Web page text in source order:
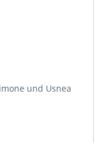
und Usnea